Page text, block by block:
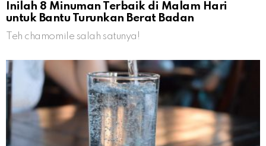
Inilah 8 Minuman Terbaik di Malam Hari
untuk Bantu Turunkan Berat Badan
Teh chamomile salah satunya!